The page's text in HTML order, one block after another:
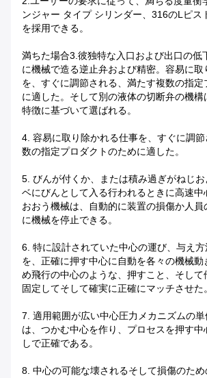
ンジャー タイプ シリンダー、316のLピス
を採用できる。
満ちた場合3.彼独特な入口および出口の低
に機械で造る逆止弁および精密。 容易に取
を、すぐに調節される、満たす複数の指定
に適した。そして別の液体の切断弁の機構
特徴に基づいて選ばれる。
4. 容易に取り除かれる仕事を、すぐに調
数の指定プロダクトのために適した。
5. びんが付くか、または積み過ぎがねじ
ベにびんとして入る行われるときに高速中
おおう機械は、自動的に装置の損傷か人員
に機械を停止できる。
6. 特に設計されていた中心の運び、与え
を、正確に押す中心に自動を各々の機械
め飛行の中心のような、押すこと、そして
固定してそして確実に正確にマッチさせた。
7. 適用範囲が広い中心圧力メカニズムの
は、つかむ中心を作り、プロセスを押す中
しで正確である。
8. 中心の可能な壊されるそして損傷のた